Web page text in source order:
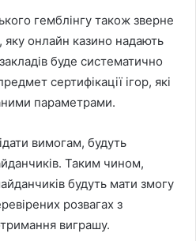
гемблінгу також зверне
яку онлайн казино надають
буде систематично
сертифікації ігор, які
параметрами.
вимогам, будуть
Таким чином,
будуть мати змогу
розвагах з
виграшу.